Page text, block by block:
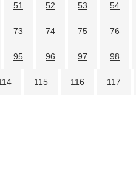
51 52 53 54
73 74 75 76
95 96 97 98
115 116 117